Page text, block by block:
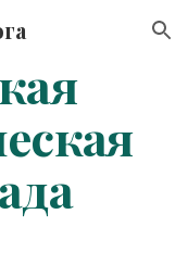
Skip to navigation